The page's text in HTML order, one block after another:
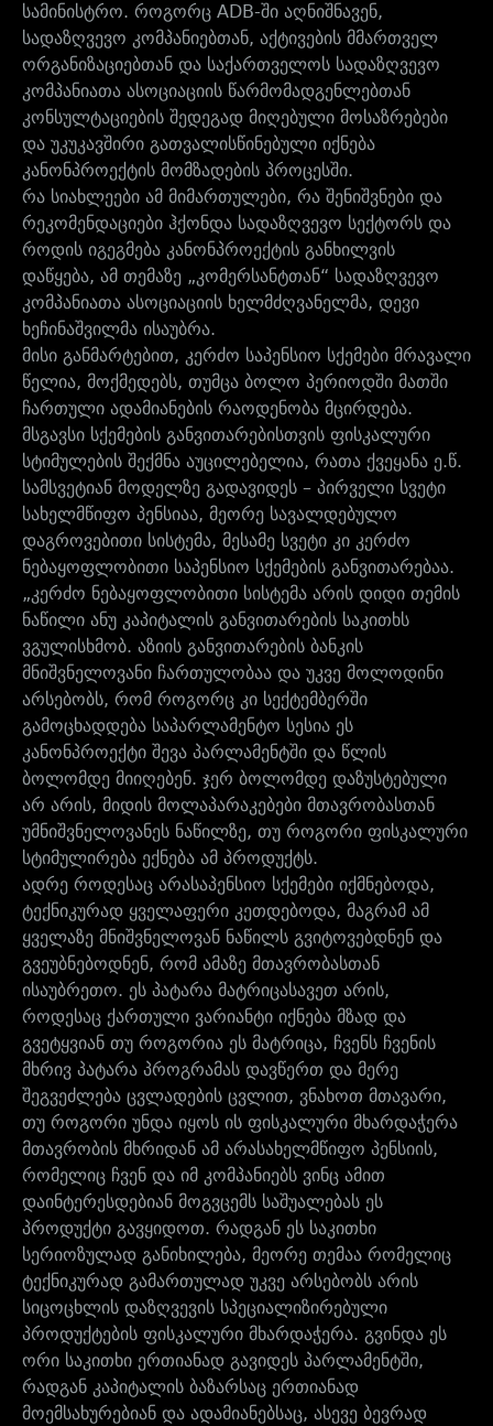
სამინისტრო. როგორც ADB-ში აღნიშნავენ,
სადაზღვევო კომპანიებთან, აქტივების მმართველ
ორგანიზაციებთან და საქართველოს სადაზღვევო
კომპანიათა ასოციაციის წარმომადგენლებთან
კონსულტაციების შედეგად მიღებული მოსაზრებები
და უკუკავშირი გათვალისწინებული იქნება
კანონპროექტის მომზადების პროცესში.
რა სიახლეები ამ მიმართულები, რა შენიშვნები და
რეკომენდაციები ჰქონდა სადაზღვევო სექტორს და
როდის იგეგმება კანონპროექტის განხილვის
დაწყება, ამ თემაზე „კომერსანტთან“ სადაზღვევო
კომპანიათა ასოციაციის ხელმძღვანელმა, დევი
ხეჩინაშვილმა ისაუბრა.
მისი განმარტებით, კერძო საპენსიო სქემები მრავალი
წელია, მოქმედებს, თუმცა ბოლო პერიოდში მათში
ჩართული ადამიანების რაოდენობა მცირდება.
მსგავსი სქემების განვითარებისთვის ფისკალური
სტიმულების შექმნა აუცილებელია, რათა ქვეყანა ე.წ.
სამსვეტიან მოდელზე გადავიდეს – პირველი სვეტი
სახელმწიფო პენსიაა, მეორე სავალდებულო
დაგროვებითი სისტემა, მესამე სვეტი კი კერძო
ნებაყოფლობითი საპენსიო სქემების განვითარებაა.
„კერძო ნებაყოფლობითი სისტემა არის დიდი თემის
ნაწილი ანუ კაპიტალის განვითარების საკითხს
ვგულისხმობ. აზიის განვითარების ბანკის
მნიშვნელოვანი ჩართულობაა და უკვე მოლოდინი
არსებობს, რომ როგორც კი სექტემბერში
გამოცხადდება საპარლამენტო სესია ეს
კანონპროექტი შევა პარლამენტში და წლის
ბოლომდე მიიღებენ. ჯერ ბოლომდე დაზუსტებული
არ არის, მიდის მოლაპარაკებები მთავრობასთან
უმნიშვნელოვანეს ნაწილზე, თუ როგორი ფისკალური
სტიმულირება ექნება ამ პროდუქტს.
ადრე როდესაც არასაპენსიო სქემები იქმნებოდა,
ტექნიკურად ყველაფერი კეთდებოდა, მაგრამ ამ
ყველაზე მნიშვნელოვან ნაწილს გვიტოვებდნენ და
გვეუბნებოდნენ, რომ ამაზე მთავრობასთან
ისაუბრეთო. ეს პატარა მატრიცასავეთ არის,
როდესაც ქართული ვარიანტი იქნება მზად და
გვეტყვიან თუ როგორია ეს მატრიცა, ჩვენს ჩვენის
მხრივ პატარა პროგრამას დავწერთ და მერე
შეგვეძლება ცვლადების ცვლით, ვნახოთ მთავარი,
თუ როგორი უნდა იყოს ის ფისკალური მხარდაჭერა
მთავრობის მხრიდან ამ არასახელმწიფო პენსიის,
რომელიც ჩვენ და იმ კომპანიებს ვინც ამით
დაინტერესდებიან მოგვცემს საშუალებას ეს
პროდუქტი გავყიდოთ. რადგან ეს საკითხი
სერიოზულად განიხილება, მეორე თემაა რომელიც
ტექნიკურად გამართულად უკვე არსებობს არის
სიცოცხლის დაზღვევის სპეციალიზირებული
პროდუქტების ფისკალური მხარდაჭერა. გვინდა ეს
ორი საკითხი ერთიანად გავიდეს პარლამენტში,
რადგან კაპიტალის ბაზარსაც ერთიანად
მოემსახურებიან და ადამიანებსაც, ასევე ბევრად